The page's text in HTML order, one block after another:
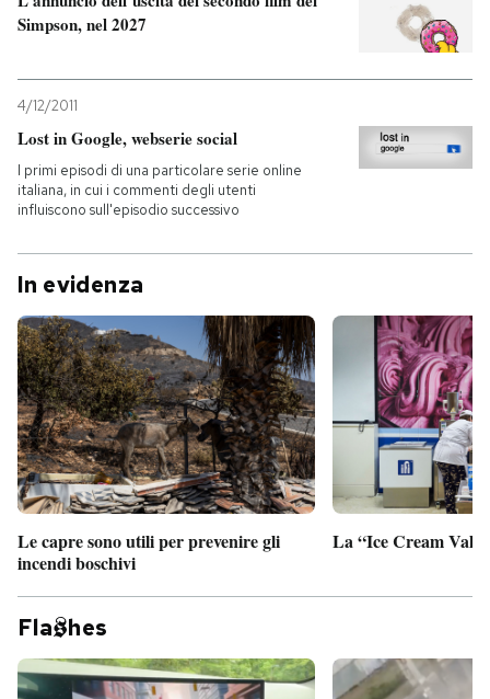
Simpson, nel 2027
4/12/2011
Lost in Google, webserie social
I primi episodi di una particolare serie online
italiana, in cui i commenti degli utenti
influiscono sull'episodio successivo
In evidenza
Le capre sono utili per prevenire gli
incendi boschivi
La “Ice Cream
Fla hes